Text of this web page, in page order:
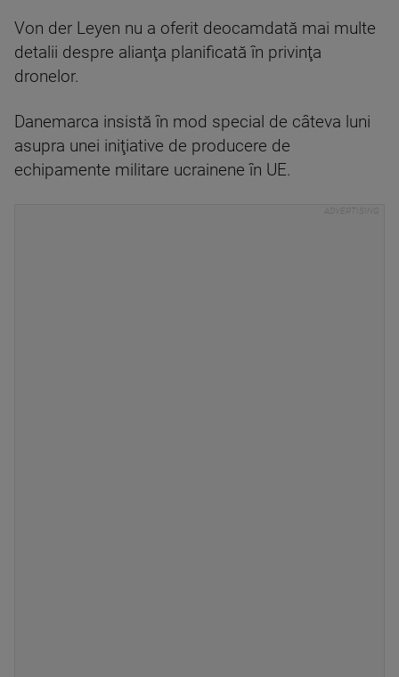
Von der Leyen nu a oferit deocamdată mai multe
detalii despre alianţa planificată în privinţa
dronelor.
Danemarca insistă în mod special de câteva luni
asupra unei iniţiative de producere de
echipamente militare ucrainene în UE.